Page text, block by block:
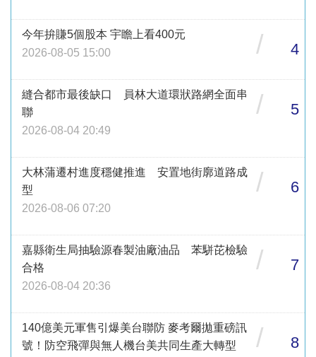
今年拚賺5個股本 宇瞻上看400元
2026-08-05 15:00
/ 4
縫合都市最後缺口 員林大道環狀路網全面串
聯
2026-08-04 20:49
/ 5
大林蒲遷村進度穩健推進 安置地街廓道路成
型
2026-08-06 07:20
/ 6
嘉縣衛生局抽驗源春製油廠油品 苯駢芘檢驗
合格
2026-08-04 20:36
/ 7
140億美元軍售引爆美台聯防 麥考爾拋重磅訊
號！防空飛彈與無人機台美共同生產大轉型
/ 8